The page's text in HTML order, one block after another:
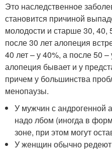
Это наследственное
становится причиной
молодости и старше 30, 40,
после 30 лет алопеция
40 лет – у 40%, а после 50
алопеция бывает и у
причем у большинства
менопаузы.
У мужчин с андрогенной
надо лбом (иногда в
зоне, при этом могут
У женщин обычно